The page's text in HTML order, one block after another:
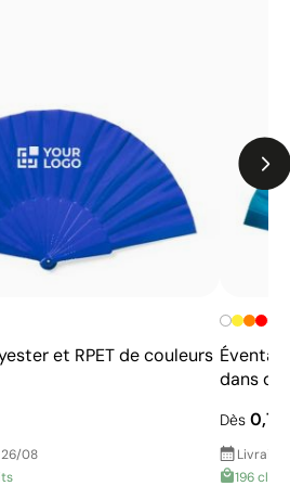
un coût supplémentaire lié
les petites quantités
et RPET de couleurs
08
dans de
Dès 0,71
196